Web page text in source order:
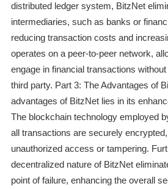
distributed ledger system, BitzNet
intermediaries, such as banks or
reducing transaction costs and
operates on a peer-to-peer network,
engage in financial transactions
third party. Part 3: The Advantages of
advantages of BitzNet lies in its
The blockchain technology employed
all transactions are securely
unauthorized access or tampering.
decentralized nature of BitzNet
point of failure, enhancing the overall